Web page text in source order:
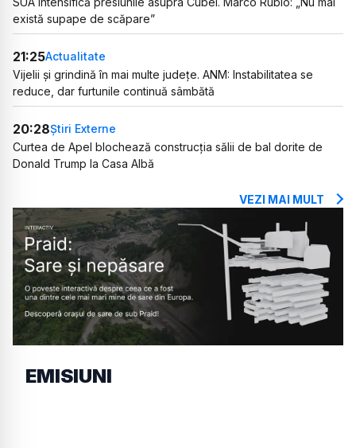
există supape de scăpare”
21:25Actualitate
Vijelii și grindină în mai multe județe. ANM: Instabilitatea se
reduce, dar furtunile continuă sâmbătă
20:28Știri Externe
Curtea de Apel blochează construcția sălii de bal dorite de
Donald Trump la Casa Albă
VEZI MAI MULT
EMISIUNI